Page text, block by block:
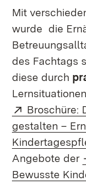
Mit
wurde die
des Fachtags
diese durch
Extern:
Broschüre:
gestalten –
Angebote der
Bewusste